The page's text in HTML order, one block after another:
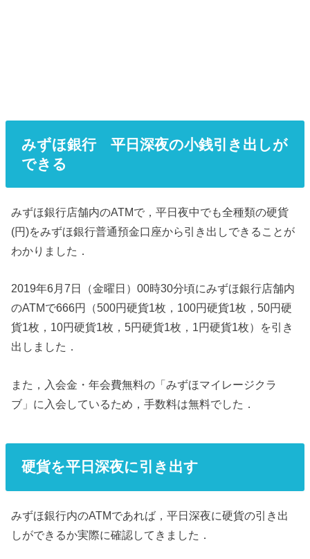
みずほ銀行 平日深夜の小銭引き出しが
できる
みずほ銀行店舗内のATMで，平日夜中でも全種類の硬貨
(円)をみずほ銀行普通預金口座から引き出しできることが
わかりました．
2019年6月7日（金曜日）00時30分頃にみずほ銀行店舗内
のATMで666円（500円硬貨1枚，100円硬貨1枚，50円硬
貨1枚，10円硬貨1枚，5円硬貨1枚，1円硬貨1枚）を引き
出しました．
また，入会金・年会費無料の「みずほマイレージクラ
ブ」に入会しているため，手数料は無料でした．
硬貨を平日深夜に引き出す
みずほ銀行内のATMであれば，平日深夜に硬貨の引き出
しができるか実際に確認してきました．